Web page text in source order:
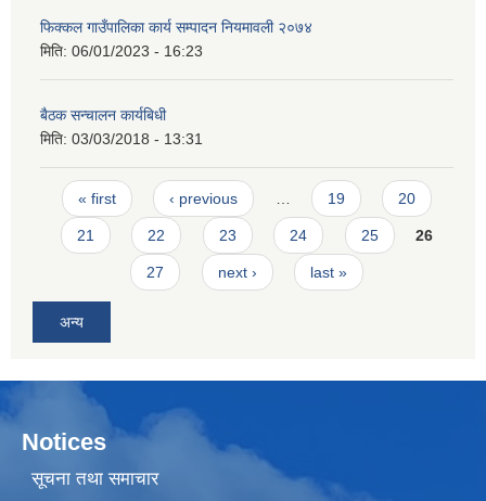
फिक्कल गाउँपालिका कार्य सम्पादन नियमावली २०७४
मिति: 06/01/2023 - 16:23
बैठक सन्चालन कार्यबिधी
मिति: 03/03/2018 - 13:31
Pages
« first ‹ previous 19 20
21 22 23 24 25 26
27 next › last »
अन्य
Notices
सूचना तथा समाचार